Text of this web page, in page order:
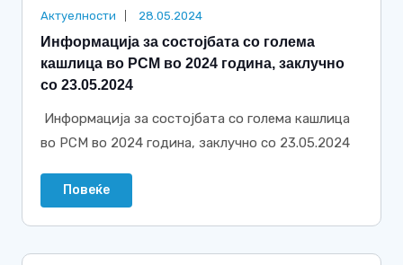
Актуелности 28.05.2024
Информација за состојбата со голема
кашлица во РСМ во 2024 година, заклучно
со 23.05.2024
Информација за состојбата со голема кашлица
во РСМ во 2024 година, заклучно со 23.05.2024
Повеќе